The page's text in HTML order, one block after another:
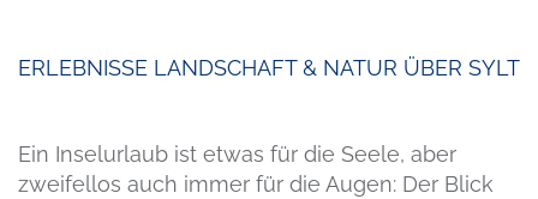
ERLEBNISSE LANDSCHAFT & NATUR ÜBER SYLT
Ein Inselurlaub ist etwas für die Seele, aber
zweifellos auch immer für die Augen: Der Blick